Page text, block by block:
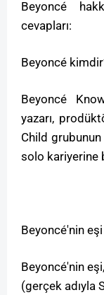
Beyoncé
cevapları:
Beyoncé
Beyoncé
yazarı,
Child grubunun
solo kariyerine
Beyoncé'nin
Beyoncé'nin
(gerçek adıyla